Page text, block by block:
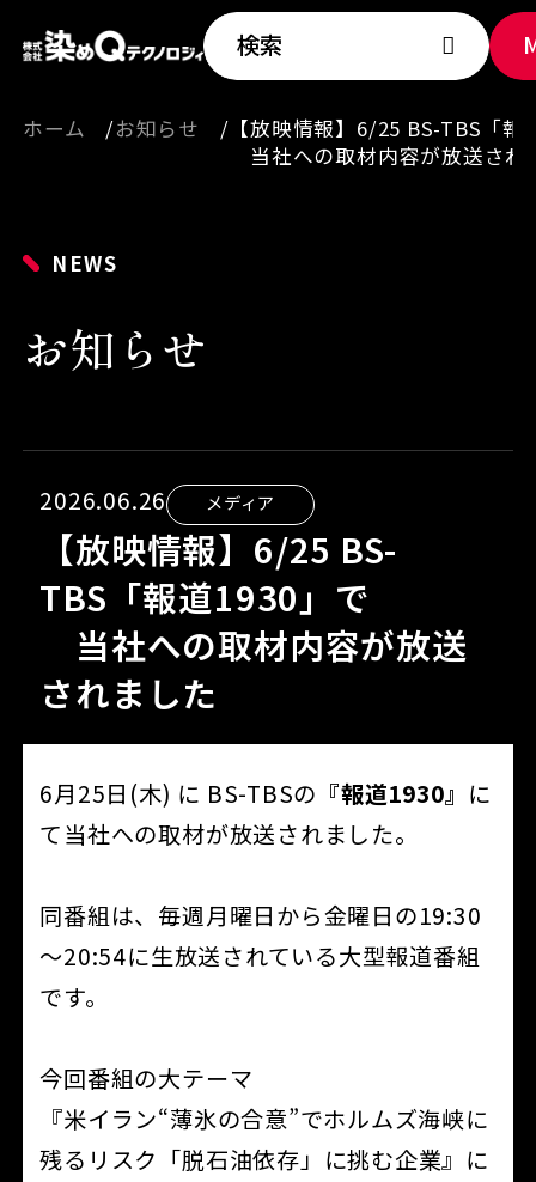
検索
ホーム お知らせ
【放映情報】6/25 BS-TBS「報
当社への取材内容が放送され
NEWS
お知らせ
2026.06.26 メディア
【放映情報】6/25 BS-
TBS「報道1930」で
当社への取材内容が放送
されました
6月25日(木) に BS-TBSの 『報道1930』 に
て当社への取材が放送されました。
同番組は、毎週月曜日から金曜日の19:30
～20:54に生放送されている大型報道番組
です。
今回番組の大テーマ
『米イラン“薄氷の合意”でホルムズ海峡に
残るリスク「脱石油依存」に挑む企業』に